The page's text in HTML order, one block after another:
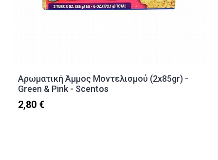
Αρωματική Άμμος Μοντελισμού (2x85gr) -
Green & Pink - Scentos
2,80 €